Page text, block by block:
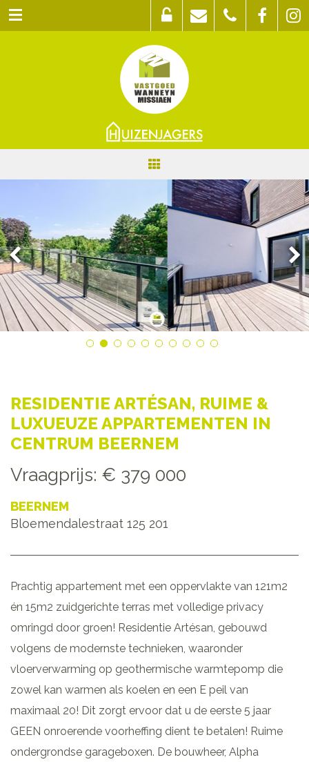
RESIDENTIE ARTÉSAN, RUIME &
LUXUEUZE APPARTEMENTEN IN
CENTRUM BEERNEM
Vraagprijs: € 379 000
BEERNEM
Bloemendalestraat 125 201
Prachtig appartement met een oppervlakte van 121m2
én 15m2 zuidgerichte terras met volledige privacy
omringd door groen! Residentie Artésan, gebouwd
volgens de modernste technieken, waaronder
vloerverwarming op geothermische warmtepomp die
zowel kan warmen als koelen en een E peil van
maximaal 20! Dit zorgt ervoor dat u de eerste 5 jaar
GEEN onroerende voorheffing dient te betalen! Ruime
ondergrondse garageboxen. De bouwheer, Alpha